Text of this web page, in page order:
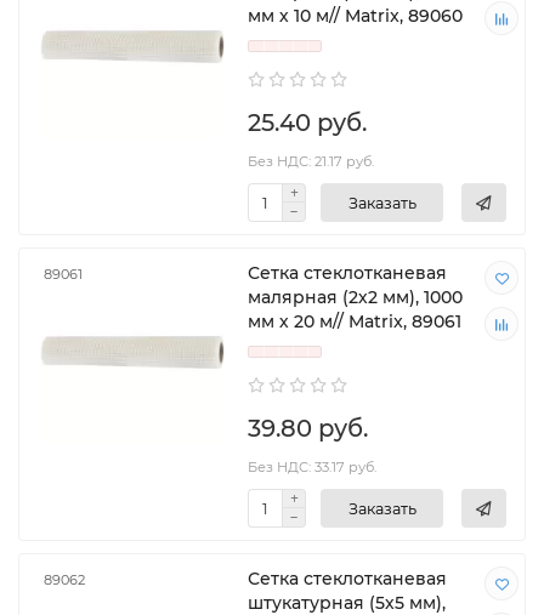
мм х 10 м// Matrix, 89060
25.40 руб.
Без НДС: 21.17 руб.
Заказать
89061
Сетка стеклотканевая
малярная (2х2 мм), 1000
мм х 20 м// Matrix, 89061
39.80 руб.
Без НДС: 33.17 руб.
Заказать
89062
Сетка стеклотканевая
штукатурная (5х5 мм),